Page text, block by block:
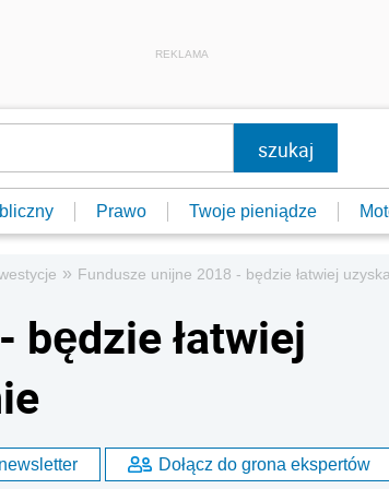
REKLAMA
Prawo Twoje pieniądze
» Fundusze unijne 2018 - będzie łatwiej
będzie łatwiej
Dołącz do grona ekspertów